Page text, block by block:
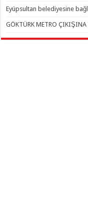
Eyüpsultan belediyesine
GÖKTÜRK METRO ÇIKIŞINA